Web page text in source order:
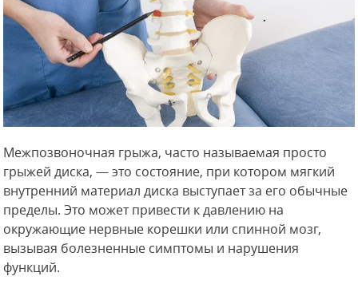
Межпозвоночная грыжа, часто называемая просто
грыжей диска, — это состояние, при котором мягкий
внутренний материал диска выступает за его обычные
пределы. Это может привести к давлению на
окружающие нервные корешки или спинной мозг,
вызывая болезненные симптомы и нарушения
функций.